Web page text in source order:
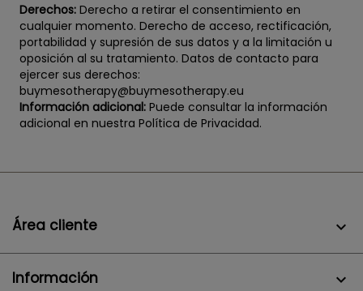
Derechos: Derecho a retirar el consentimiento en
cualquier momento. Derecho de acceso, rectificación,
portabilidad y supresión de sus datos y a la limitación u
oposición al su tratamiento. Datos de contacto para
ejercer sus derechos:
buymesotherapy@buymesotherapy.eu
Información adicional: Puede consultar la información
adicional en nuestra Política de Privacidad.
Área cliente 
Información 